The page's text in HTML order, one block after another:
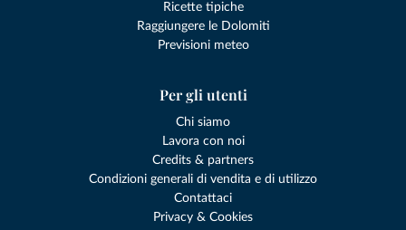
Ricette tipiche
Raggiungere le Dolomiti
Previsioni meteo
Per gli utenti
Chi siamo
Lavora con noi
Credits & partners
Condizioni generali di vendita e di utilizzo
Contattaci
Privacy & Cookies